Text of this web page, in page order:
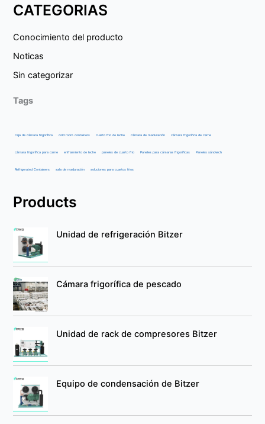
CATEGORIAS
Conocimiento del producto
Noticas
Sin categorizar
Tags
caja de cámara frigorífica cold room containers cuarto frio de leche cámara de maduración cámara frigorífica de carne
cámara frigorífica para carne enfriamiento de leche paneles de cuarto frio Paneles para cámaras frigoríficas Paneles sándwich
Refrigerated Containers sala de maduración soluciones para cuartos frios
Products
Unidad de refrigeración Bitzer
Cámara frigorífica de pescado
Unidad de rack de compresores Bitzer
Equipo de condensación de Bitzer